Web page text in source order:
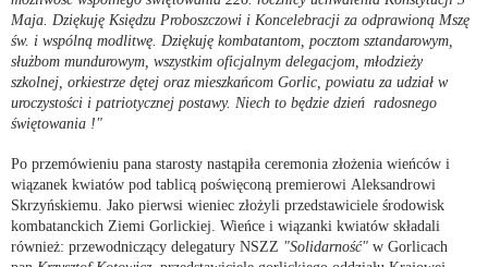
Maja. Dziękuję Księdzu Proboszczowi i Koncelebracji za odprawioną Mszę
św. i wspólną modlitwę. Dziękuję kombatantom, pocztom sztandarowym,
służbom mundurowym, wszystkim oficjalnym delegacjom, młodzieży
szkolnej, orkiestrze dętej oraz mieszkańcom Gorlic, powiatu za udział w
uroczystości i patriotycznej postawy. Niech to będzie dzień radosnego
świętowania !"
Po przemówieniu pana starosty nastąpiła ceremonia złożenia wieńców i
wiązanek kwiatów pod tablicą poświęconą premierowi Aleksandrowi
Skrzyńskiemu. Jako pierwsi wieniec złożyli przedstawiciele środowisk
kombatanckich Ziemi Gorlickiej. Wieńce i wiązanki kwiatów składali
również: przewodniczący delegatury NSZZ "Solidarność" w Gorlicach